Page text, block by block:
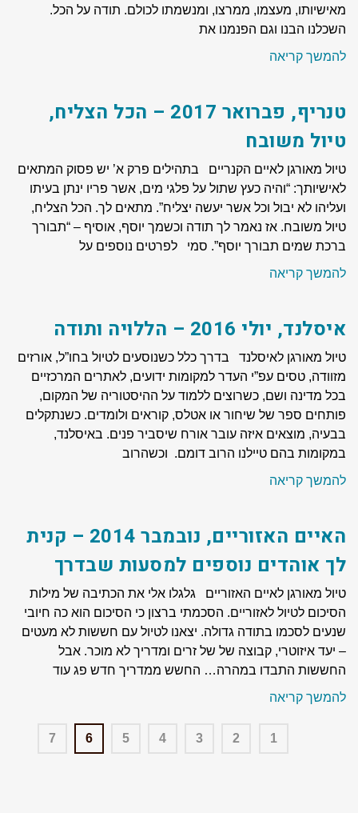
מאישיותו, מעצמו, ממרצו, ומנשמתו לכולם. תודה על הכל.
השכלנו הבנו וגם הפנמנו את
להמשך קריאה
טנריף, פברואר 2017 – הכל הצליח,
טיול משובח
טיול מאורגן לאיים הקנריים בתהילים פרק א’ יש פסוק המתאים
לאישיותך: “והיה כעץ שתול על פלגי מים, אשר פריו ינתן בעיתו
ועליהו לא יבול וכל אשר יעשה יצליח”. מתאים לך. הכל הצליח,
טיול משובח. אז נאמר לך תודה וכשמך יוסף, אוסיף – “תבורך
ברכת שמים תבורך יוסף”. סמי לפרטים נוספים על
להמשך קריאה
איסלנד, יולי 2016 – הללויה ותודה
טיול מאורגן לאיסלנד בדרך כלל כשנוסעים לטיול בחו”ל, אורזים
מזוודה, טסים עפ”י העדר למקומות ידועים, לאתרים המרכזיים
בכל מדינה ושם, כשרוצים ללמוד על ההיסטוריה של המקום,
פותחים ספר של שיחור או אטלס, קוראים ולומדים. כשנתקלים
בבעיה, מוצאים איזה עובר אורח שיסביר פנים. באיסלנד,
במקומות בהם טיילנו הרוב דומם. וכשהרוב
להמשך קריאה
האיים האזוריים, נובמבר 2014 – קנית
לך אוהדים נוספים למסעות שבדרך
טיול מאורגן לאיים האזוריים גלגלו אלי את הכתיבה של מילות
הסיכום לטיול לאזוריים. הסכמתי ברצון כי הסיכום הוא כה חיובי
שנעים לסכמו בתודה גדולה. יצאנו לטיול עם חששות לא מעטים
– יעד איזוטרי, קבוצה של של זרים ומדריך לא מוכר. אבל
החששות התבדו במהרה… החשש ממדריך חדש פג עוד
להמשך קריאה
1
2
3
4
5
6
7